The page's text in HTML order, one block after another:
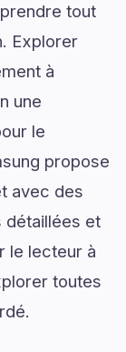
tout
Explorer
à
une
le
propose
avec des
détaillées et
le lecteur à
toutes